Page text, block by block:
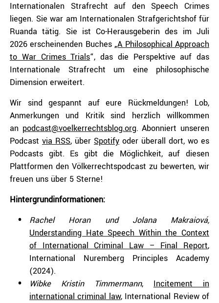
Internationalen Strafrecht auf den Speech Crimes
liegen. Sie war am Internationalen Strafgerichtshof für
Ruanda tätig. Sie ist Co-Herausgeberin des im Juli
2026 erscheinenden Buches „A Philosophical Approach
to War Crimes Trials“, das die Perspektive auf das
Internationale Strafrecht um eine philosophische
Dimension erweitert.
Wir sind gespannt auf eure Rückmeldungen! Lob,
Anmerkungen und Kritik sind herzlich willkommen
an ⁠podcast@voelkerrechtsblog.org⁠. Abonniert unseren
Podcast ⁠via RSS⁠, über ⁠Spotify⁠ oder überall dort, wo es
Podcasts gibt. Es gibt die Möglichkeit, auf diesen
Plattformen den Völkerrechtspodcast zu bewerten, wir
freuen uns über 5 Sterne!
Hintergrundinformationen:
Rachel Horan und Jolana Makraiová,
Understanding Hate Speech Within the Context
of International Criminal Law – Final Report,
International Nuremberg Principles Academy
(2024).
Wibke Kristin Timmermann, Incitement in
international criminal law, International Review of